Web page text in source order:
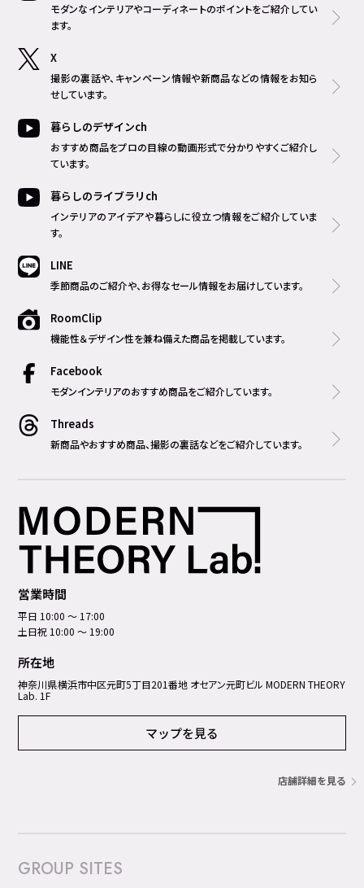
モダンなインテリアやコーディネートのポイントをご紹介してい
ます。
X
撮影の裏話や、キャンペーン情報や新商品などの情報をお知ら
せしています。
暮らしのデザインch
おすすめ商品をプロの目線の動画形式で分かりやすくご紹介し
ています。
暮らしのライブラリch
インテリアのアイデアや暮らしに役立つ情報をご紹介していま
す。
LINE
季節商品のご紹介や、お得なセール情報をお届けしています。
RoomClip
機能性＆デザイン性を兼ね備えた商品を掲載しています。
Facebook
モダンインテリアのおすすめ商品をご紹介しています。
Threads
新商品やおすすめ商品、撮影の裏話などをご紹介しています。
営業時間
平日 10:00 ～ 17:00
土日祝 10:00 ～ 19:00
所在地
神奈川県横浜市中区元町5丁⽬201番地 オセアン元町ビル MODERN THEORY
Lab. 1F
マップを見る
店舗詳細を見る
GROUP SITES